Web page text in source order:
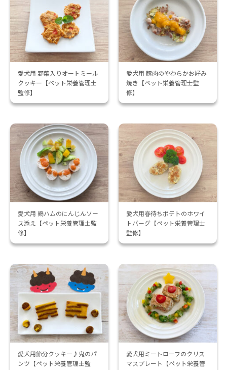
愛犬用 野菜入りオートミール
クッキー【ペット栄養管理士
監修】
愛犬用 豚肉のやわらかお好み
焼き【ペット栄養管理士監
修】
愛犬用 鶏ハムのにんじんソー
ス添え【ペット栄養管理士監
修】
愛犬用春待ちポテトのホワイ
トバーグ【ペット栄養管理士
監修】
愛犬用節分クッキー♪鬼のパ
ンツ【ペット栄養管理士監
愛犬用ミートローフのクリス
マスプレート【ペット栄養管